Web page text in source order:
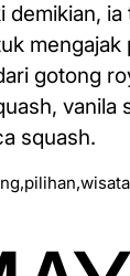
demikian,
gotong
squash.
,pilihan,wisata